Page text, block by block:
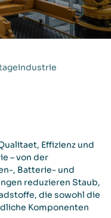
Effizienz und
– von der
, Batterie- und
reduzieren Staub,
die sowohl die
Komponenten